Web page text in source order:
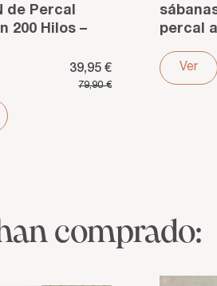
de Percal
200 Hilos –
39,95 €
79,90 €
percal
200 hilos
Ver
comprado: